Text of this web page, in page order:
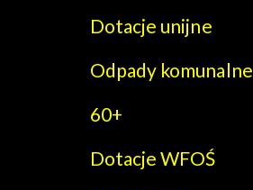
Dotacje unijne
Odpady komunalne
60+
Dotacje WFOŚ